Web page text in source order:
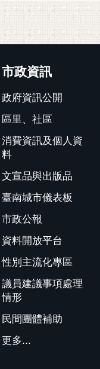
市政資訊
政府資訊公開
區里、社區
消費資訊及個人資
料
文宣品與出版品
臺南城市儀表板
市政公報
資料開放平台
性別主流化專區
議員建議事項處理
情形
民間團體補助
更多...